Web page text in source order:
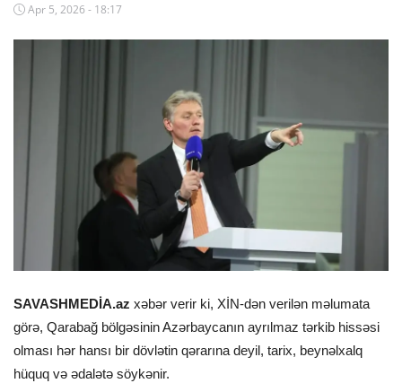
Apr 5, 2026 - 18:17
SAVASHMEDİA.az xəbər verir ki, XİN-dən verilən məlumata
görə, Qarabağ bölgəsinin Azərbaycanın ayrılmaz tərkib hissəsi
olması hər hansı bir dövlətin qərarına deyil, tarix, beynəlxalq
hüquq və ədalətə söykənir.